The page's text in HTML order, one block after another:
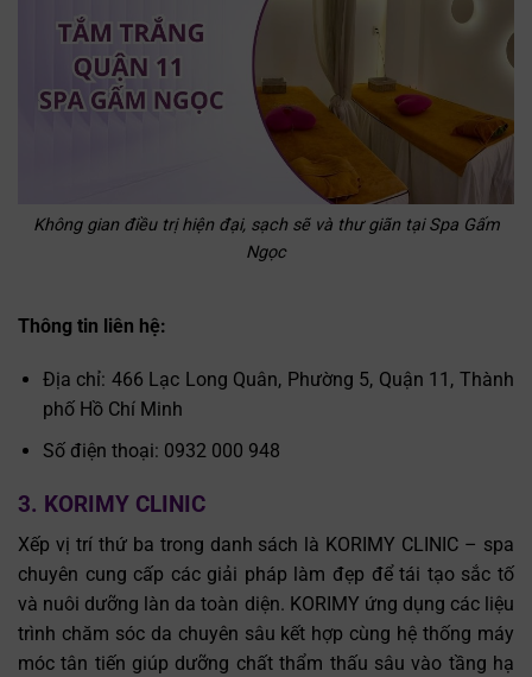
Không gian điều trị hiện đại, sạch sẽ và thư giãn tại Spa Gấm
Ngọc
Thông tin liên hệ:
Địa chỉ: 466 Lạc Long Quân, Phường 5, Quận 11, Thành
phố Hồ Chí Minh
Số điện thoại: 0932 000 948
3. KORIMY CLINIC
Xếp vị trí thứ ba trong danh sách là KORIMY CLINIC – spa
chuyên cung cấp các giải pháp làm đẹp để tái tạo sắc tố
và nuôi dưỡng làn da toàn diện. KORIMY ứng dụng các liệu
trình chăm sóc da chuyên sâu kết hợp cùng hệ thống máy
móc tân tiến giúp dưỡng chất thẩm thấu sâu vào tầng hạ